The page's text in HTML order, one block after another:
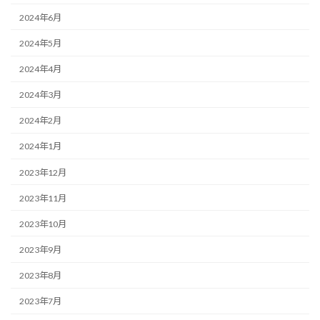
2024年6月
2024年5月
2024年4月
2024年3月
2024年2月
2024年1月
2023年12月
2023年11月
2023年10月
2023年9月
2023年8月
2023年7月